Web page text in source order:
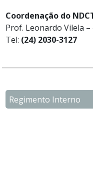
Coordenação do
Prof. Leonardo Vilela –
Tel: (24) 2030-3127
Regimento Interno